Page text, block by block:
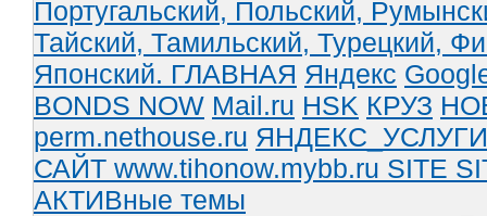
Португальский, Польский,
Тайский, Тамильский, Турецкий,
Японский. ГЛАВНАЯ Яндекс
BONDS NOW Mail.ru HSK КРУЗ
perm.nethouse.ru ЯНДЕКС_УСЛУГИ
САЙТ www.tihonow.mybb.ru SITE
АКТИВные темы